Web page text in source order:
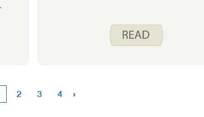
ăn của gia đình tôi sang các món ăn
mang lại cho chúng tôi sự ấm áp và
phong phú và nặng nề. Để thêm một
2 3 4 ›